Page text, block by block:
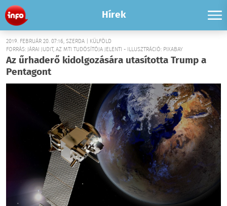
Hírek
2019. FEBRUÁR 20. 07:16, SZERDA | KÜLFÖLD
FORRÁS: JÁRAI JUDIT, AZ MTI TUDÓSÍTÓJA JELENTI - ILLUSZTRÁCIÓ: PIXABAY
Az űrhaderő kidolgozására utasította Trump a
Pentagont